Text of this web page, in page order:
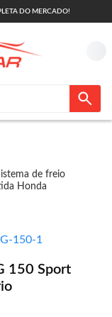
DO MERCADO!
de freio
Honda
150 Sport